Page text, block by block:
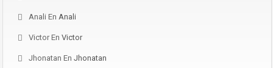
Anali En Anali
VictorEn Victor
Jhonatan En Jhonatan